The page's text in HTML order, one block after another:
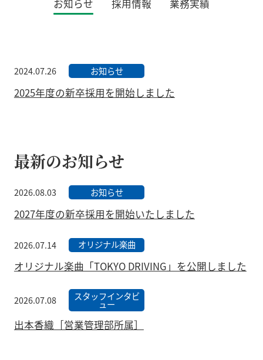
お知らせ 採用情報 業務実績
2024.07.26 お知らせ
2025年度の新卒採用を開始しました
最新のお知らせ
2026.08.03 お知らせ
2027年度の新卒採用を開始いたしました
2026.07.14 オリジナル楽曲
オリジナル楽曲「TOKYO DRIVING」を公開しました
2026.07.08 スタッフインタビ
ュー
出本香織［営業管理部所属］